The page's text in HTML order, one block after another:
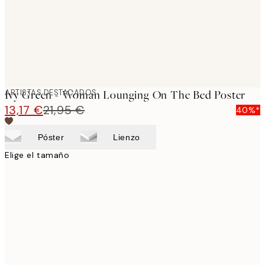
ARTISTAS DESTACADOS
Ivy Green - Woman Lounging On The Bed Poster
13,17 €21,95 € 40%*
Póster Lienzo
Elige el tamaño